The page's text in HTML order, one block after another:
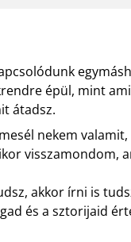
épül, mint
átadsz.
nekem
visszamondom,
akkor írni is
és a sztorijaid